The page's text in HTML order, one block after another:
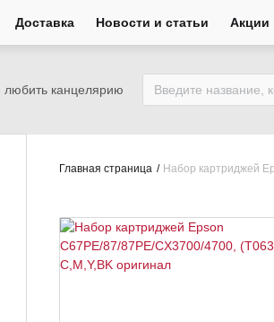
Доставка Новости и статьи Акции
любить канцелярию
Главная страница Набор картриджей